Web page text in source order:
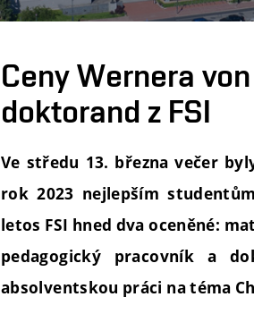
Ceny Wernera
doktorand z FSI
Ve středu 13. března večer
rok 2023 nejlepším
letos FSI hned dva oceněné:
pedagogický pracovník a
absolventskou práci na téma